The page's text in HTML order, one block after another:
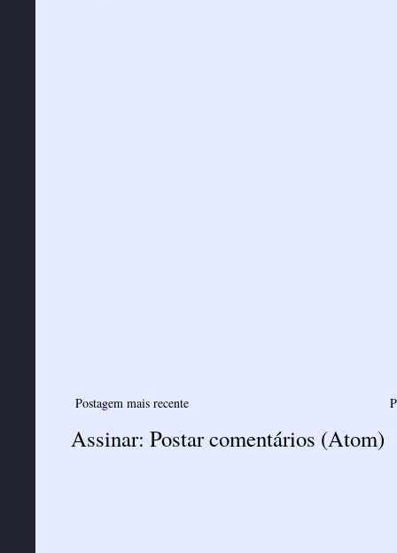
Postagem mais recente
Assinar: Postar comentários (Atom)